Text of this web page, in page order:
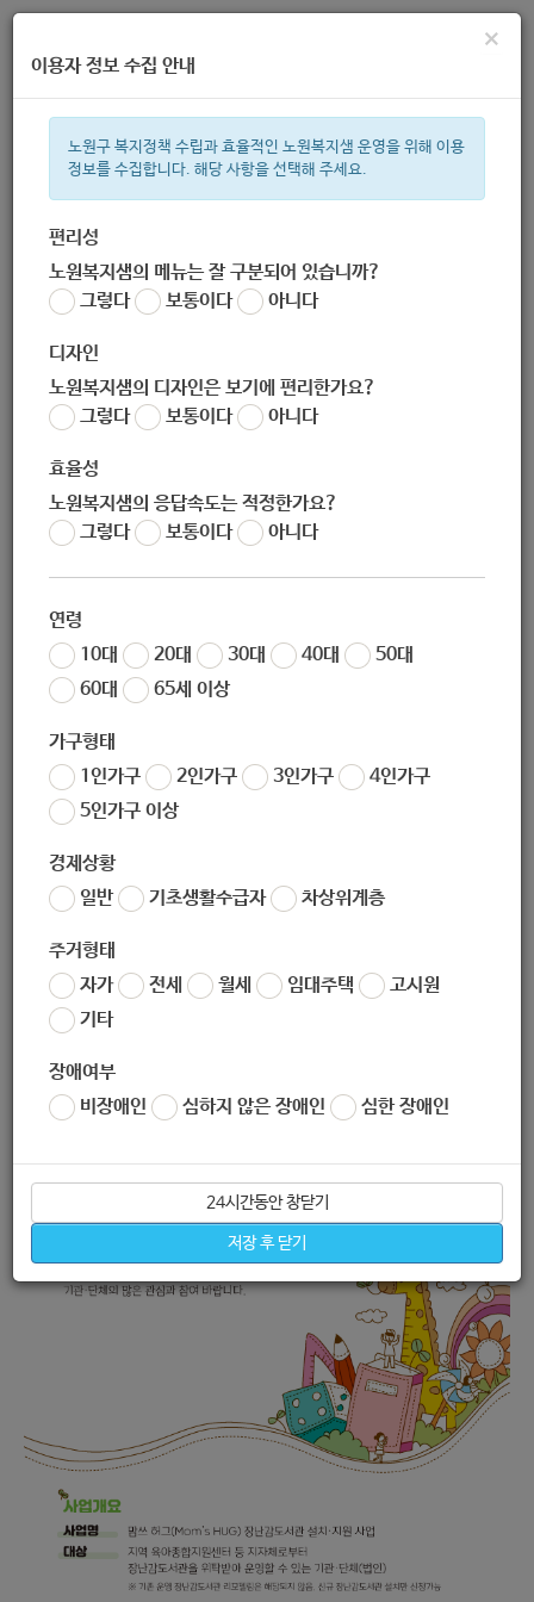
주간 인기검색어
한눈으로 보는 복지 정보
×
이용자 정보 수집 안내
노원구 복지정책 수립과 효율적인 노원복지샘 운영을 위해 이용
정보를 수집합니다. 해당 사항을 선택해 주세요.
편리성
노원복지샘의 메뉴는 잘 구분되어 있습니까?
그렇다
보통이다 아니다
디자인
노원복지샘의 디자인은 보기에 편리한가요?
그렇다
보통이다 아니다
효율성
노원복지샘의 응답속도는 적정한가요?
그렇다
보통이다 아니다
연령
10대
20대 30대 40대
50대
60대
65세 이상
가구형태
1인가구
2인가구 3인가구
4인가구
5인가구 이상
경제상황
일반
기초생활수급자 차상위계층
주거형태
자가
전세 월세 임대주택
고시원
기타
장애여부
비장애인
심하지 않은 장애인 심한 장애인
24시간동안 창닫기
저장 후 닫기
[한국사회복지협의회] 맘쓰 허그(Mom's HUG) 장난감도서관
설치·지원사업 공모(~7/13)
작성자 노원 복지샘
작성일 2020-06-11 13:26